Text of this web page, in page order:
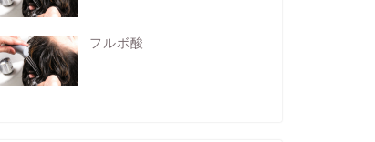
フルボ酸